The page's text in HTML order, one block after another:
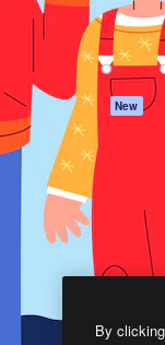
스톡 콘텐츠
Claude/
용 MCP
Agents New
API
모바일 앱
모든 Magnific 툴
모든 권리는 보호 받
By